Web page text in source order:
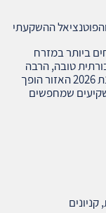
ההשקעתי
ביותר במזרח
טובה, הרבה
שטחים ירוקים ועניין הולך וגדל מצד יזמים. בשנת 2026 האזור הופך
שמחפשים